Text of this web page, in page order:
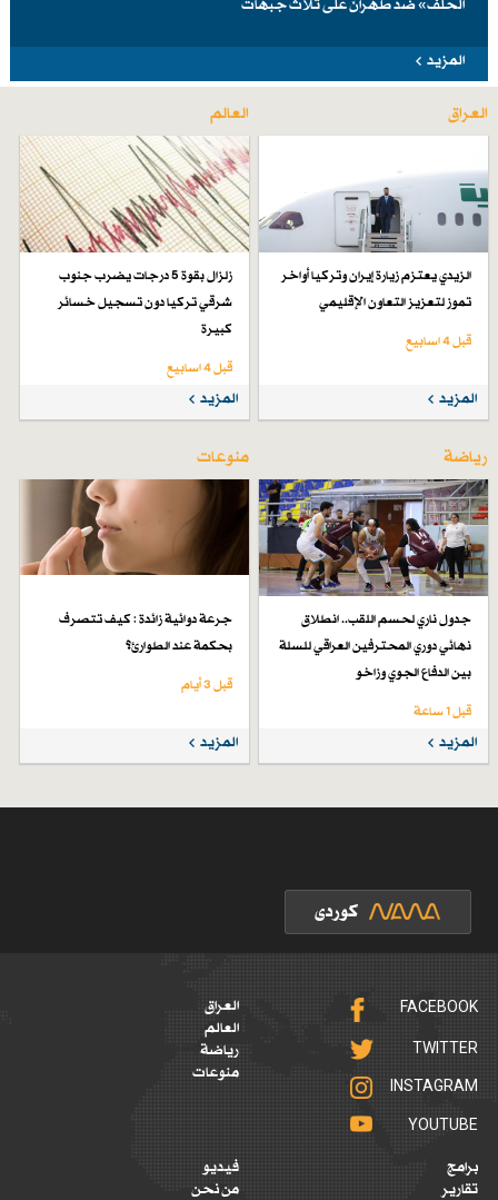
الحلف» ضد طهرانَ على ثلاث جبهات
المزيد
العراق
الزيدي يعتزم زيارة إيران وتركيا أواخر
تموز لتعزيز التعاون الإقليمي
قبل 4 اسابیع
المزيد
العالم
زلزال بقوة 5 درجات يضرب جنوب
شرقي تركيا دون تسجيل خسائر
كبيرة
قبل 4 اسابیع
المزيد
رياضة
جدول ناري لحسم اللقب.. انطلاق
نهائي دوري المحترفين العراقي للسلة
بين الدفاع الجوي وزاخو
قبل 1 ساعة
المزيد
منوعات
جرعة دوائية زائدة : كيف تتصرف
بحكمة عند الطوارئ؟
قبل 3 أيام
المزيد
FACEBOOK
TWITTER
INSTAGRAM
YOUTUBE
العراق
العالم
رياضة
منوعات
برامج
تقارير
فيديو
من نحن